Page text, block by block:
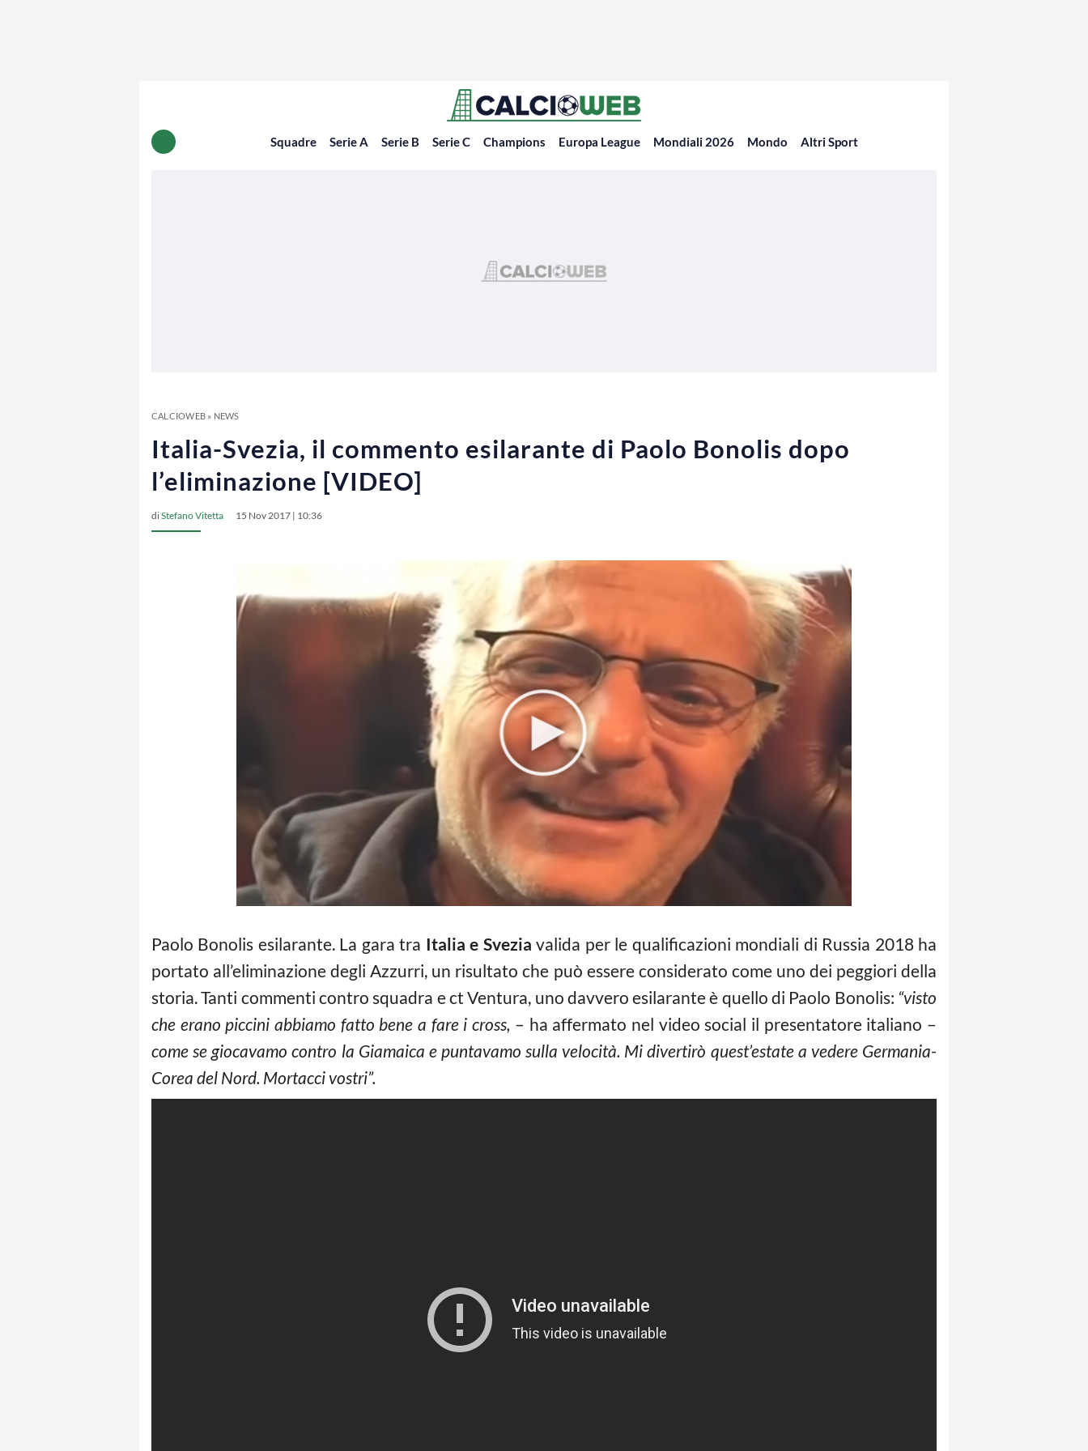
Squadre Serie A Serie B Serie C Champions Europa League Mondiali 2026 Mondo Altri Sport
CALCIOWEB» NEWS
Italia-Svezia, il commento esilarante di Paolo Bonolis dopo
l’eliminazione [VIDEO]
diStefano Vitetta 15 Nov 2017 | 10:36
Paolo Bonolis esilarante. La gara tra Italia e Svezia valida per le qualificazioni mondiali di Russia 2018 ha
portato all’eliminazione degli Azzurri, un risultato che può essere considerato come uno dei peggiori della
storia. Tanti commenti contro squadra e ct Ventura, uno davvero esilarante è quello di Paolo Bonolis: “visto
che erano piccini abbiamo fatto bene a fare i cross, – ha affermato nel video social il presentatore italiano –
come se giocavamo contro la Giamaica e puntavamo sulla velocità. Mi divertirò quest’estate a vedere Germania-
Corea del Nord. Mortacci vostri”.